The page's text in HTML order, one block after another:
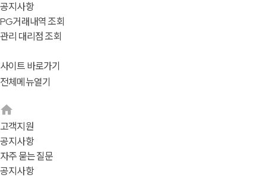
공지사항
PG거래내역 조회
관리 대리점 조회
사이트 바로가기
전체메뉴열기
고객지원
공지사항
자주 묻는 질문
공지사항